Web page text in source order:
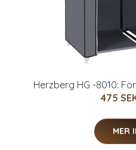
Herzberg HG -8010:
475
MER